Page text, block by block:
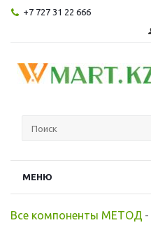
+7 727 31 22 666
МЕНЮ
Все компоненты МЕТОД -